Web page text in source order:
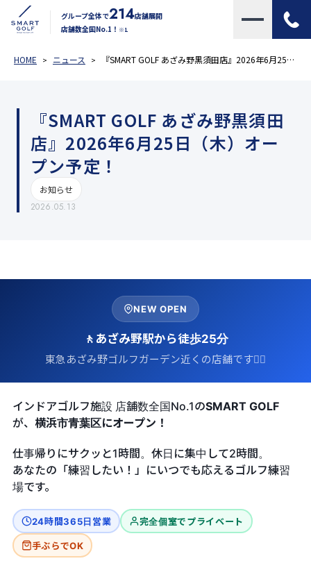
グループ全体で214店舗展開
店舗数全国No.1！ ※1
HOME ニュース 『SMART GOLF あざみ野黒須田店』2026年6月25日（木）オープン予定！
『SMART GOLF あざみ野黒須田
店』2026年6月25日（木）オー
プン予定！
お知らせ
2026.05.13
NEW OPEN
🚶あざみ野駅から徒歩25分
東急あざみ野ゴルフガーデン近くの店舗です🏌️‍♀️
インドアゴルフ施設 店舗数全国No.1のSMART GOLF
が、 横浜市青葉区にオープン！
仕事帰りにサクッと1時間。休日に集中して2時間。
あなたの「練習したい！」にいつでも応えるゴルフ練習
場です。
24時間365日営業 完全個室でプライベート
手ぶらでOK